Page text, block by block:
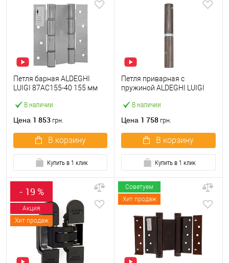
В наличии
Петля барная ALDEGHI
LUIGI 87AC155-40 155 мм
Цена 1 853 грн.
В корзину
Купить в 1 клик
В наличии
Петля приварная c
пружиной ALDEGHI LUIGI
Цена 1 758 грн.
В корзину
Купить в 1 клик
- 19 %
Акция
Хит продаж
Советуем
Хит продаж